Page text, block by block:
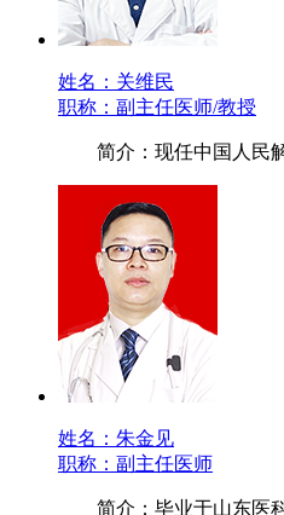
姓名：关维民
职称：副主任医师/教授
简介：现任中国人民
姓名：朱金见
职称：副主任医师
简介：毕业于山东医科